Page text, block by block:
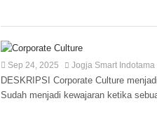
Sep 24, 2025 Jogja Smart Indotama
DESKRIPSI Corporate Culture
Sudah menjadi kewajaran ketika